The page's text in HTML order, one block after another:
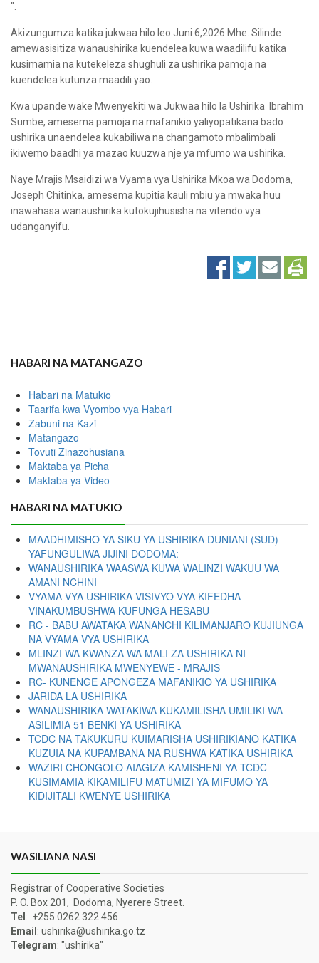
".
Akizungumza katika jukwaa hilo leo Juni 6,2026 Mhe. Silinde
amewasisitiza wanaushirika kuendelea kuwa waadilifu katika
kusimamia na kutekeleza shughuli za ushirika pamoja na
kuendelea kutunza maadili yao.
Kwa upande wake Mwenyekiti wa Jukwaa hilo la Ushirika Ibrahim
Sumbe, amesema pamoja na mafanikio yaliyopatikana bado
ushirika unaendelea kukabiliwa na changamoto mbalimbali
ikiwemo baadhi ya mazao kuuzwa nje ya mfumo wa ushirika.
Naye Mrajis Msaidizi wa Vyama vya Ushirika Mkoa wa Dodoma,
Joseph Chitinka, amesema kupitia kauli mbiu ya mwaka huu
inawahasa wanaushirika kutokujihusisha na vitendo vya
udanganyifu.
HABARI NA MATANGAZO
Habari na Matukio
Taarifa kwa Vyombo vya Habari
Zabuni na Kazi
Matangazo
Tovuti Zinazohusiana
Maktaba ya Picha
Maktaba ya Video
HABARI NA MATUKIO
MAADHIMISHO YA SIKU YA USHIRIKA DUNIANI (SUD)
YAFUNGULIWA JIJINI DODOMA:
WANAUSHIRIKA WAASWA KUWA WALINZI WAKUU WA
AMANI NCHINI
VYAMA VYA USHIRIKA VISIVYO VYA KIFEDHA
VINAKUMBUSHWA KUFUNGA HESABU
RC - BABU AWATAKA WANANCHI KILIMANJARO KUJIUNGA
NA VYAMA VYA USHIRIKA
MLINZI WA KWANZA WA MALI ZA USHIRIKA NI
MWANAUSHIRIKA MWENYEWE - MRAJIS
RC- KUNENGE APONGEZA MAFANIKIO YA USHIRIKA
JARIDA LA USHIRIKA
WANAUSHIRIKA WATAKIWA KUKAMILISHA UMILIKI WA
ASILIMIA 51 BENKI YA USHIRIKA
TCDC NA TAKUKURU KUIMARISHA USHIRIKIANO KATIKA
KUZUIA NA KUPAMBANA NA RUSHWA KATIKA USHIRIKA
WAZIRI CHONGOLO AIAGIZA KAMISHENI YA TCDC
KUSIMAMIA KIKAMILIFU MATUMIZI YA MIFUMO YA
KIDIJITALI KWENYE USHIRIKA
WASILIANA NASI
Registrar of Cooperative Societies
P. O. Box 201, Dodoma, Nyerere Street.
Tel : +255 0262 322 456
Email : ushirika@ushirika.go.tz
Telegram: "ushirika"